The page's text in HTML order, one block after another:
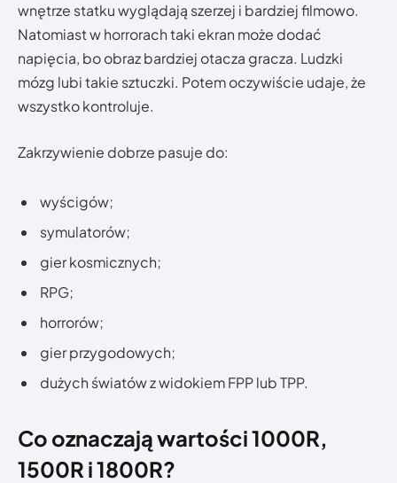
wnętrze statku wyglądają szerzej i bardziej filmowo.
Natomiast w horrorach taki ekran może dodać
napięcia, bo obraz bardziej otacza gracza. Ludzki
mózg lubi takie sztuczki. Potem oczywiście udaje, że
wszystko kontroluje.
Zakrzywienie dobrze pasuje do:
wyścigów;
symulatorów;
gier kosmicznych;
RPG;
horrorów;
gier przygodowych;
dużych światów z widokiem FPP lub TPP.
Co oznaczają wartości 1000R,
1500R i 1800R?